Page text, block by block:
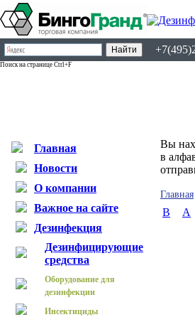
Поиск на странице Ctrl+F
Главная
Новости
О компании
Важное на сайте
Дезинфекция
Дезинфицирующие
средства
Оборудование для
дезинфекции
Инсектициды
Вы
в
Главная
B
А